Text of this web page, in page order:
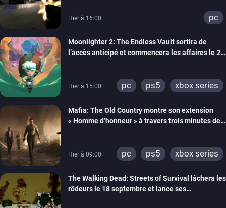
Hier à 16:00 pc
Moonlighter 2: The Endless Vault sortira de
l’accès anticipé et commencera les affaires le 2
Hier à 15:00 pc ps5 xbox series
Mafia: The Old Country montre son extension
« Homme d’honneur » à travers trois minutes de
Hier à 09:00 pc ps5 xbox series
The Walking Dead: Streets of Survival lâchera les
rôdeurs le 18 septembre et lance ses